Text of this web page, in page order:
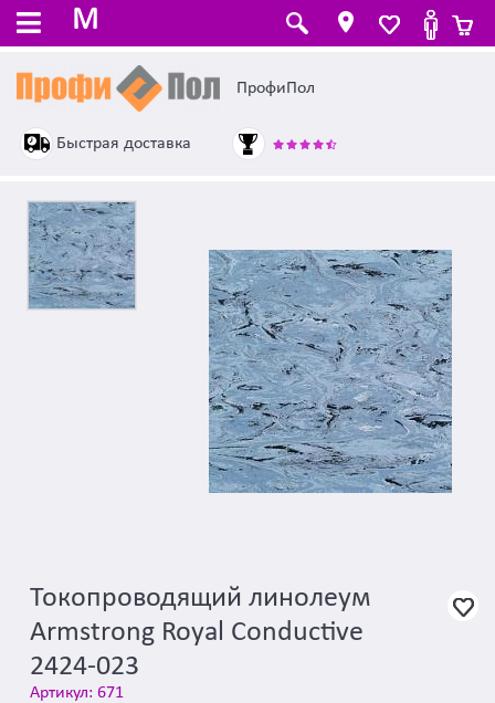
M
ПрофиПол
Быстрая доставка
Токопроводящий линолеум
Armstrong Royal Conductive
2424-023
Артикул: 671